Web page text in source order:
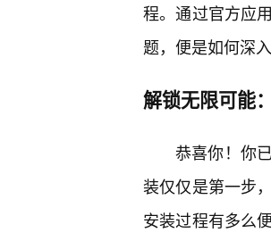
程。通过官方应
题，便是如何深
解锁无限可能
恭喜你！你
装仅仅是第一步
安装过程有多么